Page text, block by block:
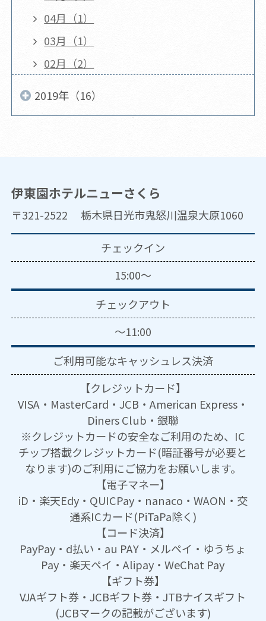
04月（1）
03月（1）
02月（2）
2019年（16）
伊東園ホテルニューさくら
〒321-2522 栃木県日光市鬼怒川温泉大原1060
チェックイン
15:00～
チェックアウト
～11:00
ご利用可能なキャッシュレス決済
【クレジットカード】
VISA・MasterCard・JCB・American Express・
Diners Club・銀聯
※クレジットカードの安全なご利用のため、IC
チップ搭載クレジットカード(暗証番号が必要と
なります)のご利用にご協力をお願いします。
【電子マネー】
iD・楽天Edy・QUICPay・nanaco・WAON・交
通系ICカード(PiTaPa除く)
【コード決済】
PayPay・d払い・au PAY・メルペイ・ゆうちょ
Pay・楽天ペイ・Alipay・WeChat Pay
【ギフト券】
VJAギフト券・JCBギフト券・JTBナイスギフト
(JCBマークの記載がございます)